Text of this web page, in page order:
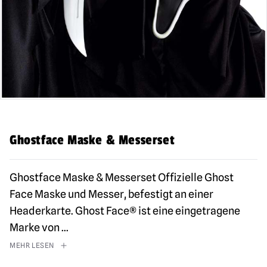
Ghostface Maske & Messerset
Ghostface Maske & Messerset Offizielle Ghost
Face Maske und Messer, befestigt an einer
Headerkarte. Ghost Face® ist eine eingetragene
Marke von...
MEHR LESEN